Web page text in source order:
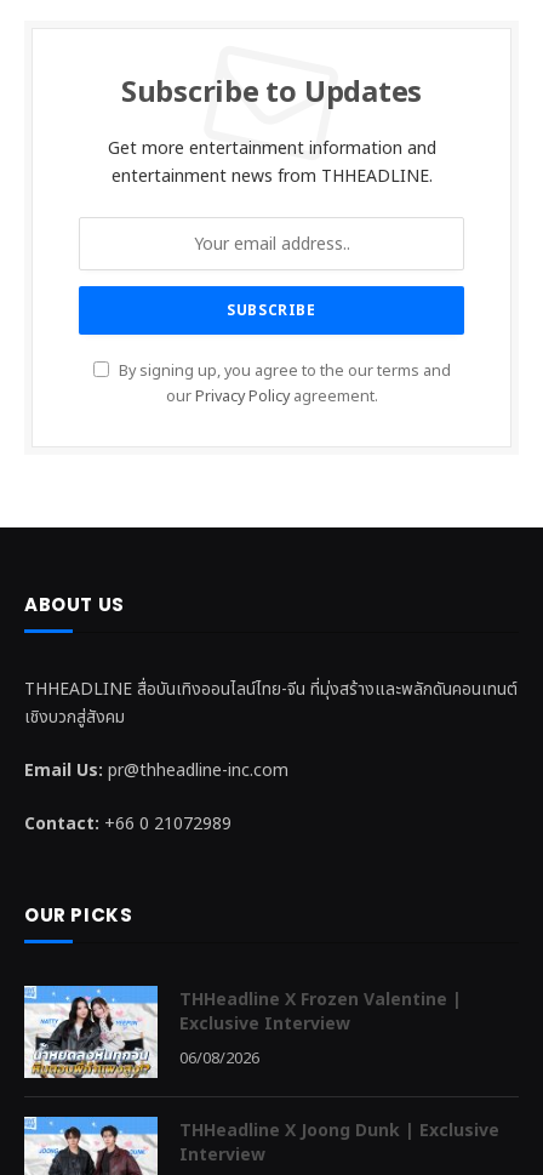
Subscribe to Updates
Get more entertainment information and
entertainment news from THHEADLINE.
By signing up, you agree to the our terms and
ourPrivacy Policyagreement.
ABOUT US
THHEADLINE สื่อบันเทิงออนไลน์ไทย-จีน ที่มุ่งสร้างและพลักดันคอนเทนต์
เชิงบวกสู่สังคม
Email Us: pr@thheadline-inc.com
Contact: +66 0 21072989
OUR PICKS
THHeadline X Frozen Valentine |
Exclusive Interview
06/08/2026
THHeadline X Joong Dunk | Exclusive
Interview